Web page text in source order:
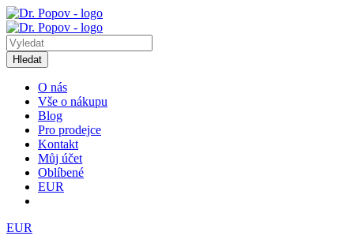
Hledat
O nás
Vše o nákupu
Blog
Pro prodejce
Kontakt
Můj účet
Oblíbené
EUR
EUR